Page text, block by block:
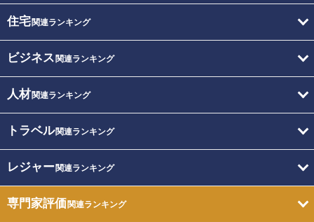
住宅関連ランキング
ビジネス 関連ランキング
人材関連ランキング
トラベル関連ランキング
レジャー関連ランキング
専門家評価関連ランキング